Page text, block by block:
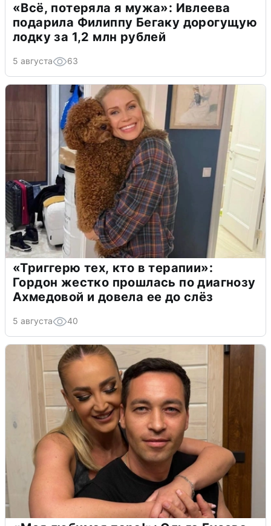
«Всё, потеряла я мужа»: Ивлеева
подарила Филиппу Бегаку дорогущую
лодку за 1,2 млн рублей
5 августа 63
«Триггерю тех, кто в терапии»:
Гордон жестко прошлась по диагнозу
Ахмедовой и довела ее до слёз
5 августа 40